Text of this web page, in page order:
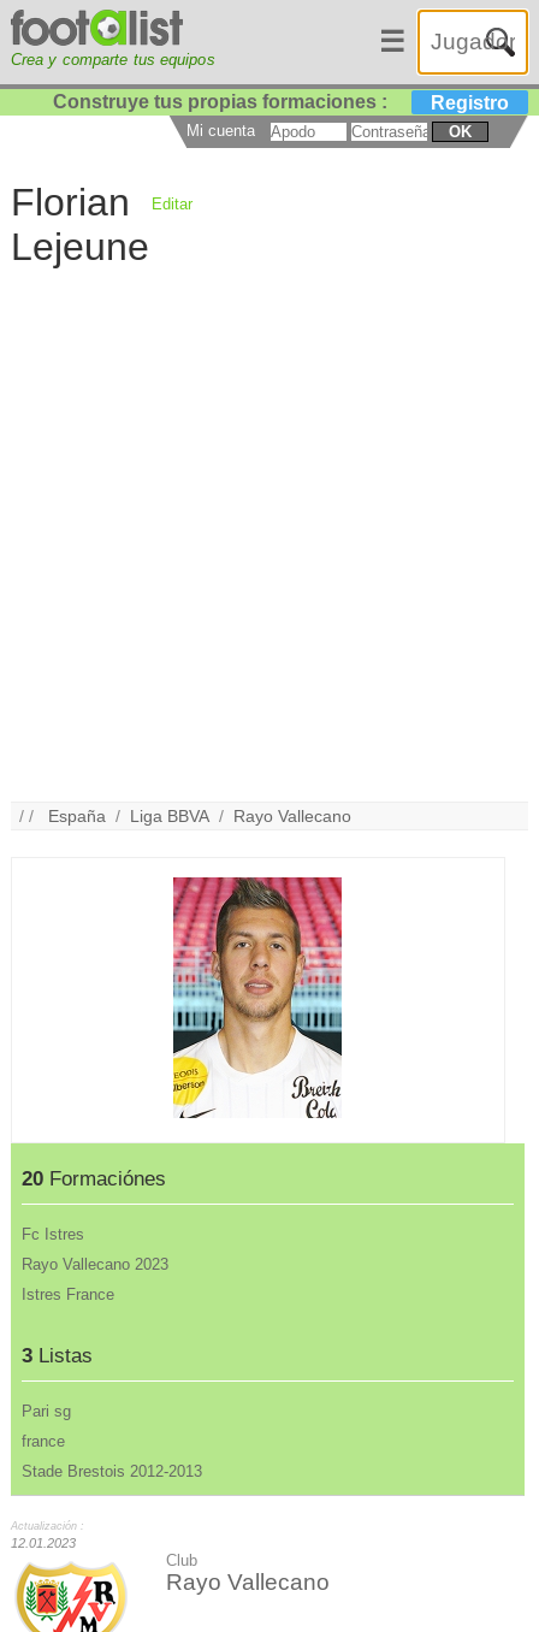
Crea y comparte tus equipos
☰
Construye tus propias formaciones : Registro
Mi cuenta OK
Florian
Lejeune
Editar
/ / España / Liga BBVA / Rayo Vallecano
20 Formaciónes
Fc Istres
Rayo Vallecano 2023
Istres France
3 Listas
Pari sg
france
Stade Brestois 2012-2013
Actualización :
12.01.2023
Club
Rayo Vallecano